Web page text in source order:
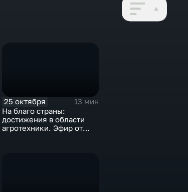
25 октября
13 мин
На благо страны:
достижения в области
агротехники. Эфир от